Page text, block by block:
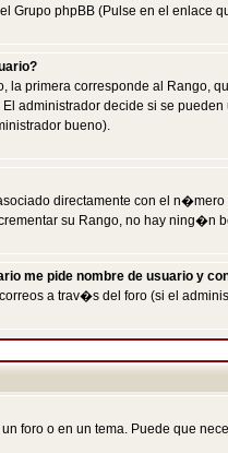
phpBB (Pulse en el enlace
primera corresponde al Rango,
administrador decide si se
bueno).
directamente con el
su Rango, no hay ning�n
me pide nombre de usuario y
a trav�s del foro (si el
foro o en un tema. Puede que